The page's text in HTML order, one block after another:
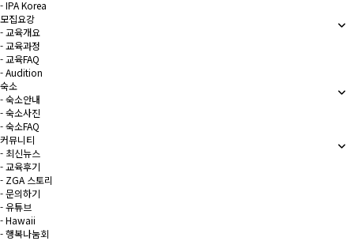
- IPA Korea
모집요강
- 교육개요
- 교육과정
- 교육FAQ
- Audition
숙소
- 숙소안내
- 숙소사진
- 숙소FAQ
커뮤니티
- 최신뉴스
- 교육후기
- ZGA 스토리
- 문의하기
- 유튜브
- Hawaii
- 행복나눔회